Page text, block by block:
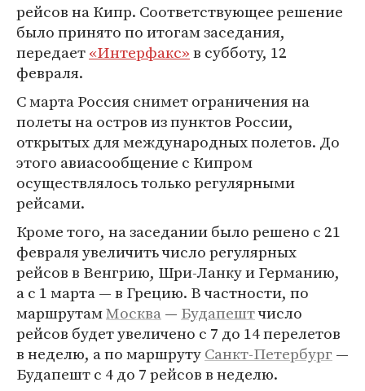
рейсов на Кипр. Соответствующее решение
было принято по итогам заседания,
передает«Интерфакс»в субботу, 12
февраля.
С марта Россия снимет ограничения на
полеты на остров из пунктов России,
открытых для международных полетов. До
этого авиасообщение с Кипром
осуществлялось только регулярными
рейсами.
Кроме того, на заседании было решено с 21
февраля увеличить число регулярных
рейсов в Венгрию, Шри-Ланку и Германию,
а с 1 марта — в Грецию. В частности, по
маршрутамМосква— Будапештчисло
рейсов будет увеличено с 7 до 14 перелетов
в неделю, а по маршрутуСанкт-Петербург —
Будапешт с 4 до 7 рейсов в неделю.